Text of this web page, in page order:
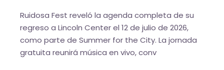
Ruidosa Fest reveló la agenda completa de su
regreso a Lincoln Center el 12 de julio de 2026,
como parte de Summer for the City. La jornada
gratuita reunirá música en vivo, conv